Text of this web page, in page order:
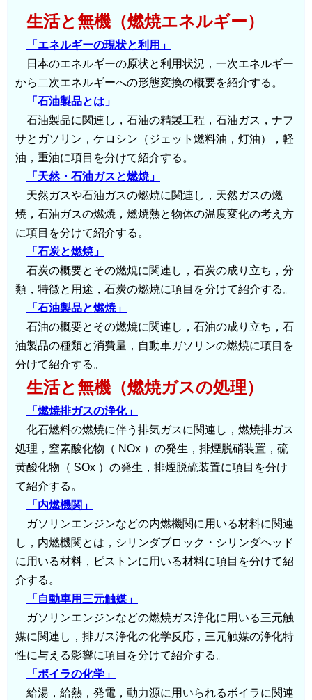
生活と無機（燃焼エネルギー）
「エネルギーの現状と利用」
日本のエネルギーの原状と利用状況，一次エネルギー
から二次エネルギーへの形態変換の概要を紹介する。
「石油製品とは」
石油製品に関連し，石油の精製工程，石油ガス，ナフ
サとガソリン，ケロシン（ジェット燃料油，灯油），軽
油，重油に項目を分けて紹介する。
「天然・石油ガスと燃焼」
天然ガスや石油ガスの燃焼に関連し，天然ガスの燃
焼，石油ガスの燃焼，燃焼熱と物体の温度変化の考え方
に項目を分けて紹介する。
「石炭と燃焼」
石炭の概要とその燃焼に関連し，石炭の成り立ち，分
類，特徴と用途，石炭の燃焼に項目を分けて紹介する。
「石油製品と燃焼」
石油の概要とその燃焼に関連し，石油の成り立ち，石
油製品の種類と消費量，自動車ガソリンの燃焼に項目を
分けて紹介する。
生活と無機（燃焼ガスの処理）
「燃焼排ガスの浄化」
化石燃料の燃焼に伴う排気ガスに関連し，燃焼排ガス
処理，窒素酸化物（ NOx ）の発生，排煙脱硝装置，硫
黄酸化物（ SOx ）の発生，排煙脱硫装置に項目を分け
て紹介する。
「内燃機関」
ガソリンエンジンなどの内燃機関に用いる材料に関連
し，内燃機関とは，シリンダブロック・シリンダヘッド
に用いる材料，ピストンに用いる材料に項目を分けて紹
介する。
「自動車用三元触媒」
ガソリンエンジンなどの燃焼ガス浄化に用いる三元触
媒に関連し，排ガス浄化の化学反応，三元触媒の浄化特
性に与える影響に項目を分けて紹介する。
「ボイラの化学」
給湯，給熱，発電，動力源に用いられるボイラに関連